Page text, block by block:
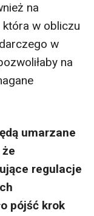
na
która w obliczu
w
na
umarzane
regulacje
pójść krok